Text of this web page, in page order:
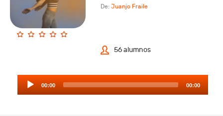
De: Juanjo Fraile
56 alumnos
Player
00:00 00:00